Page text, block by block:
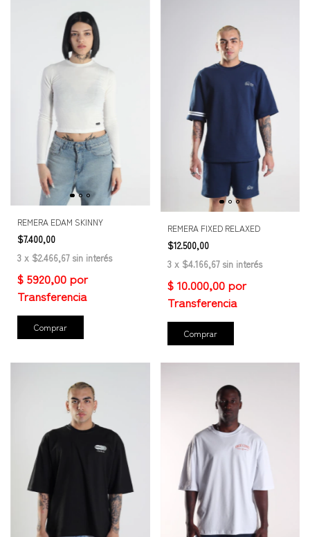
REMERA EDAM SKINNY
$7.400,00
3 x $2.466,67 sin interés
Comprar
REMERA FIXED RELAXED
$12.500,00
3 x $4.166,67 sin interés
Comprar